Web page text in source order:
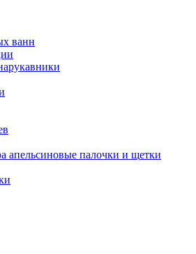
ванн
апельсиновые палочки и щетки